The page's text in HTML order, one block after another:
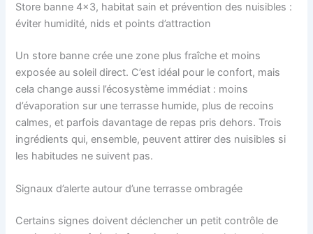
Store banne 4×3, habitat sain et prévention des nuisibles :
éviter humidité, nids et points d’attraction
Un store banne crée une zone plus fraîche et moins
exposée au soleil direct. C’est idéal pour le confort, mais
cela change aussi l’écosystème immédiat : moins
d’évaporation sur une terrasse humide, plus de recoins
calmes, et parfois davantage de repas pris dehors. Trois
ingrédients qui, ensemble, peuvent attirer des nuisibles si
les habitudes ne suivent pas.
Signaux d’alerte autour d’une terrasse ombragée
Certains signes doivent déclencher un petit contrôle de